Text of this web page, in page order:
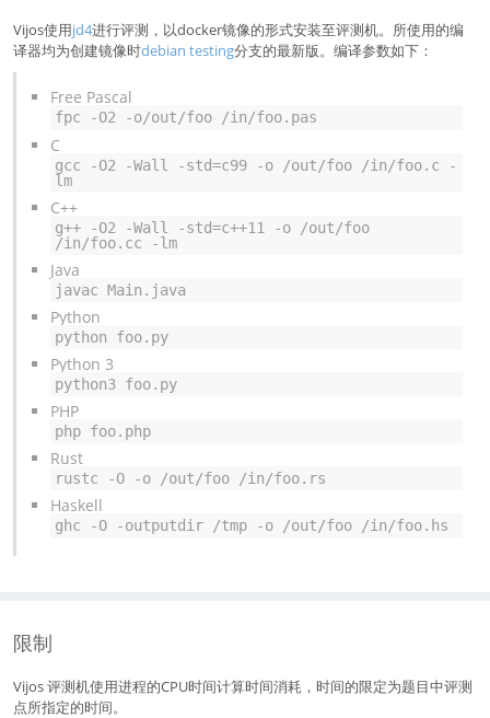
Vijos使用jd4进行评测，以docker镜像的形式安装至评测机。所使用的编
译器均为创建镜像时debian testing分支的最新版。编译参数如下：
Free Pascal
fpc -O2 -o/out/foo /in/foo.pas
C
gcc -O2 -Wall -std=c99 -o /out/foo /in/foo.c -
lm
C++
g++ -O2 -Wall -std=c++11 -o /out/foo
/in/foo.cc -lm
Java
javac Main.java
Python
python foo.py
Python 3
python3 foo.py
PHP
php foo.php
Rust
rustc -O -o /out/foo /in/foo.rs
Haskell
ghc -O -outputdir /tmp -o /out/foo /in/foo.hs
限制
Vijos 评测机使用进程的CPU时间计算时间消耗，时间的限定为题目中评测
点所指定的时间。